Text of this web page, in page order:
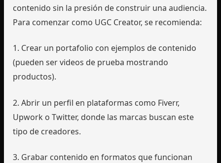
contenido sin la presión de construir una audiencia.
Para comenzar como UGC Creator, se recomienda:
1. Crear un portafolio con ejemplos de contenido
(pueden ser videos de prueba mostrando
productos).
2. Abrir un perfil en plataformas como Fiverr,
Upwork o Twitter, donde las marcas buscan este
tipo de creadores.
3. Grabar contenido en formatos que funcionan